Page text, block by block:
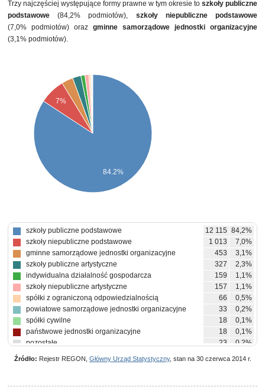
Trzy najczęściej występujące formy prawne w tym okresie to szkoły publiczne
podstawowe (84,2% podmiotów), szkoły niepubliczne podstawowe
(7,0% podmiotów) oraz gminne samorządowe jednostki organizacyjne
(3,1% podmiotów).
7%
84.2%
szkoły publiczne podstawowe 12 115 84,2%
szkoły niepubliczne podstawowe
1 013
7,0%
gminne samorządowe jednostki organizacyjne
453
3,1%
szkoły publiczne artystyczne
327
2,3%
indywidualna działalność gospodarcza
159
1,1%
szkoły niepubliczne artystyczne
157
1,1%
spółki z ograniczoną odpowiedzialnością
66
0,5%
powiatowe samorządowe jednostki organizacyjne
33
0,2%
spółki cywilne
18
0,1%
państwowe jednostki organizacyjne
18
0,1%
pozostałe
23 0,2%
Źródło: Rejestr REGON, Główny Urząd Statystyczny, stan na 30 czerwca 2014 r.